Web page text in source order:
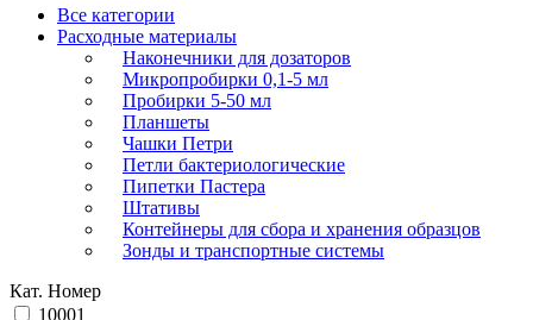
Все категории
Расходные материалы
Наконечники для дозаторов
Микропробирки 0,1-5 мл
Пробирки 5-50 мл
Планшеты
Чашки Петри
Петли бактериологические
Пипетки Пастера
Штативы
Контейнеры для сбора и хранения образцов
Зонды и транспортные системы
Кат. Номер
10001